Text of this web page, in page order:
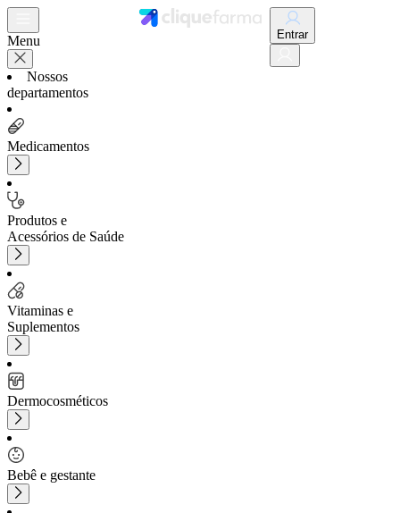
Menu
Nossos
departamentos
Medicamentos
Produtos e
Acessórios de Saúde
Vitaminas e
Suplementos
Dermocosméticos
Bebê e gestante
Entrar